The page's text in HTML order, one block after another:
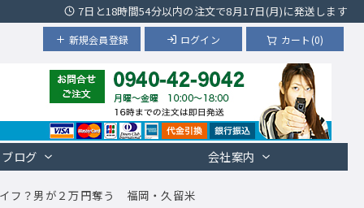
7日と18時間54分以内の注文で8月17日(月)に発送します
カート(0)
ログイン
新規会員登録
ブログ 会社案内
フ？男が２万円奪う 福岡・久留米